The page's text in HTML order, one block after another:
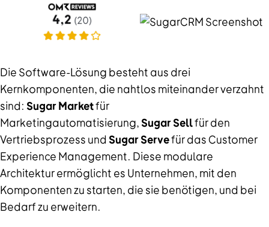
Die Software-Lösung besteht aus drei
Kernkomponenten, die nahtlos miteinander verzahnt
sind: Sugar Marketfür
Marketingautomatisierung, Sugar Sellfür den
Vertriebsprozess und Sugar Servefür das Customer
Experience Management. Diese modulare
Architektur ermöglicht es Unternehmen, mit den
Komponenten zu starten, die sie benötigen, und bei
Bedarf zu erweitern.